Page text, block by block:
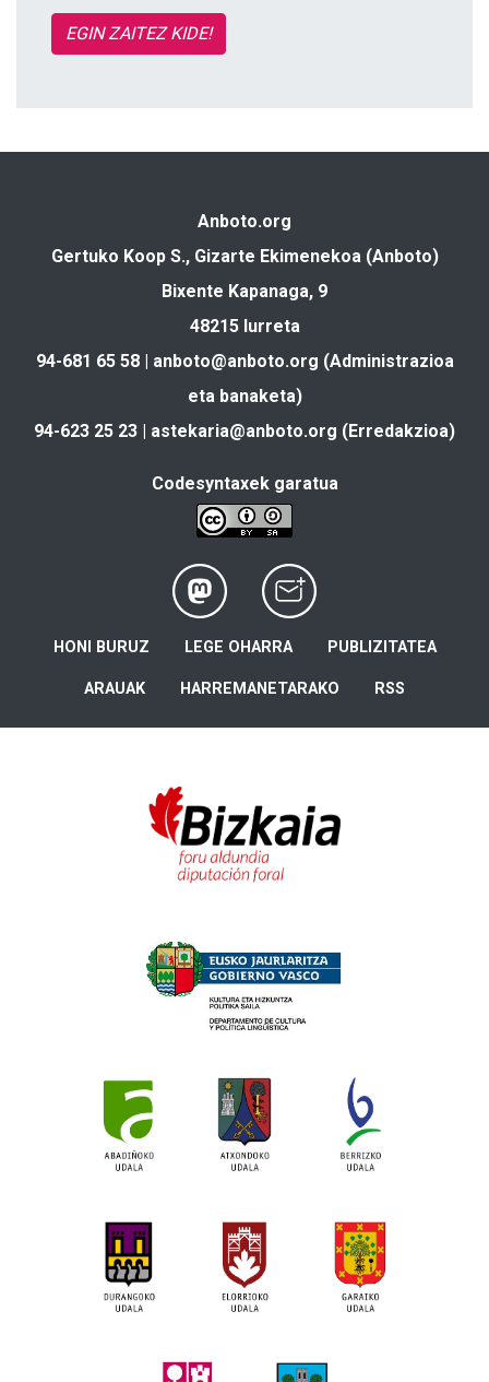
EGIN ZAITEZ KIDE!
Anboto.org
Gertuko Koop S., Gizarte Ekimenekoa (Anboto)
Bixente Kapanaga, 9
48215 Iurreta
94-681 65 58 | anboto@anboto.org (Administrazioa
eta banaketa)
94-623 25 23 | astekaria@anboto.org (Erredakzioa)
Codesyntaxek garatua
HONI BURUZ LEGE OHARRA PUBLIZITATEA
ARAUAK HARREMANETARAKO RSS